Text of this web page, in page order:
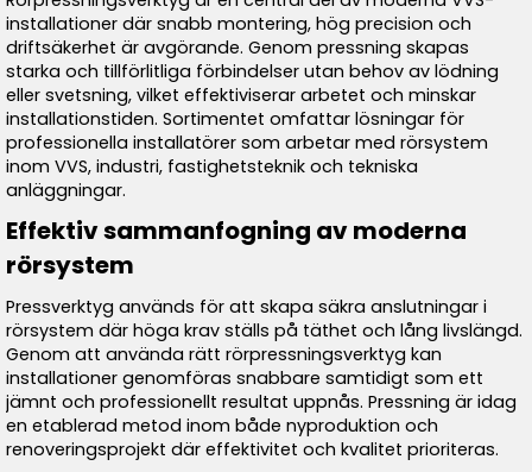
installationer där snabb montering, hög precision och
driftsäkerhet är avgörande. Genom pressning skapas
starka och tillförlitliga förbindelser utan behov av lödning
eller svetsning, vilket effektiviserar arbetet och minskar
installationstiden. Sortimentet omfattar lösningar för
professionella installatörer som arbetar med rörsystem
inom VVS, industri, fastighetsteknik och tekniska
anläggningar.
Effektiv sammanfogning av moderna
rörsystem
Pressverktyg används för att skapa säkra anslutningar i
rörsystem där höga krav ställs på täthet och lång livslängd.
Genom att använda rätt rörpressningsverktyg kan
installationer genomföras snabbare samtidigt som ett
jämnt och professionellt resultat uppnås. Pressning är idag
en etablerad metod inom både nyproduktion och
renoveringsprojekt där effektivitet och kvalitet prioriteras.